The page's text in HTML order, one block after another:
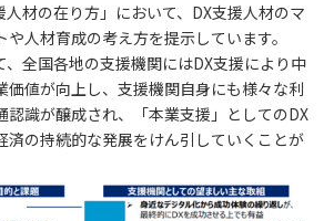
人材の在り方」において、DX支援人材のマ
人材育成の考え方を提示しています。
、全国各地の支援機関にはDX支援により中
価値が向上し、支援機関自身にも様々な利
認識が醸成され、「本業支援」としてのDX
済の持続的な発展をけん引していくことが